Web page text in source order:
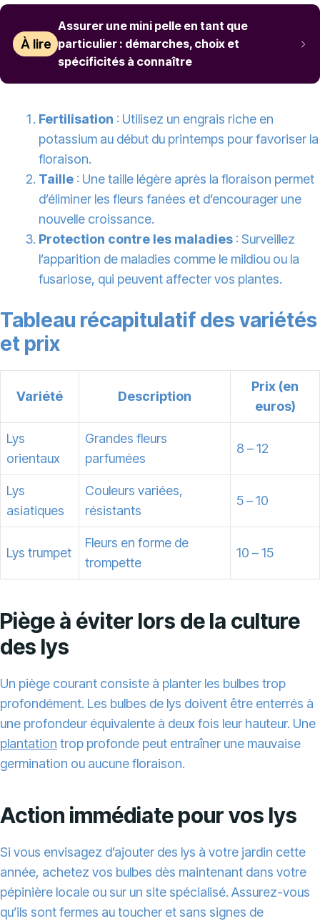
À lire
Assurer une mini pelle en tant que
particulier : démarches, choix et
spécificités à connaître
Fertilisation : Utilisez un engrais riche en
potassium au début du printemps pour favoriser la
floraison.
Taille : Une taille légère après la floraison permet
d’éliminer les fleurs fanées et d’encourager une
nouvelle croissance.
Protection contre les maladies : Surveillez
l’apparition de maladies comme le mildiou ou la
fusariose, qui peuvent affecter vos plantes.
Tableau récapitulatif des variétés
et prix
Variété Description
Prix (en
euros)
Lys
orientaux
Grandes fleurs
parfumées
8 – 12
Lys
asiatiques
Couleurs variées,
résistants
5 – 10
Lys trumpet
Fleurs en forme de
trompette
10 – 15
Piège à éviter lors de la culture
des lys
Un piège courant consiste à planter les bulbes trop
profondément. Les bulbes de lys doivent être enterrés à
une profondeur équivalente à deux fois leur hauteur. Une
plantation trop profonde peut entraîner une mauvaise
germination ou aucune floraison.
Action immédiate pour vos lys
Si vous envisagez d’ajouter des lys à votre jardin cette
année, achetez vos bulbes dès maintenant dans votre
pépinière locale ou sur un site spécialisé. Assurez-vous
qu’ils sont fermes au toucher et sans signes de